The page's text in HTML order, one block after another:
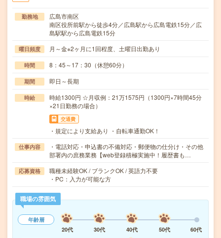
勤務地
広島市南区
南区役所前駅から徒歩4分／広島駅から広島電鉄15分／広
島駅駅から広島電鉄15分
曜日頻度 月～金※2ヶ月に1回程度、土曜日出勤あり
時間 8：45～17：30（休憩60分）
期間 即日～長期
時給
時給1300円 ☆月収例：21万1575円（1300円×7時間45分
×21日勤務の場合）
交通費
・規定により支給あり ・自転車通勤OK！
仕事内容
・電話対応・申込書の不備対応・郵便物の仕分け・その他
部署内の庶務業務【web登録積極実施中！履歴書も…
応募資格
職種未経験OK / ブランクOK / 英語力不要
・PC：入力が可能な方
職場の雰囲気
年齢層
20代
30代 40代 50代
60代